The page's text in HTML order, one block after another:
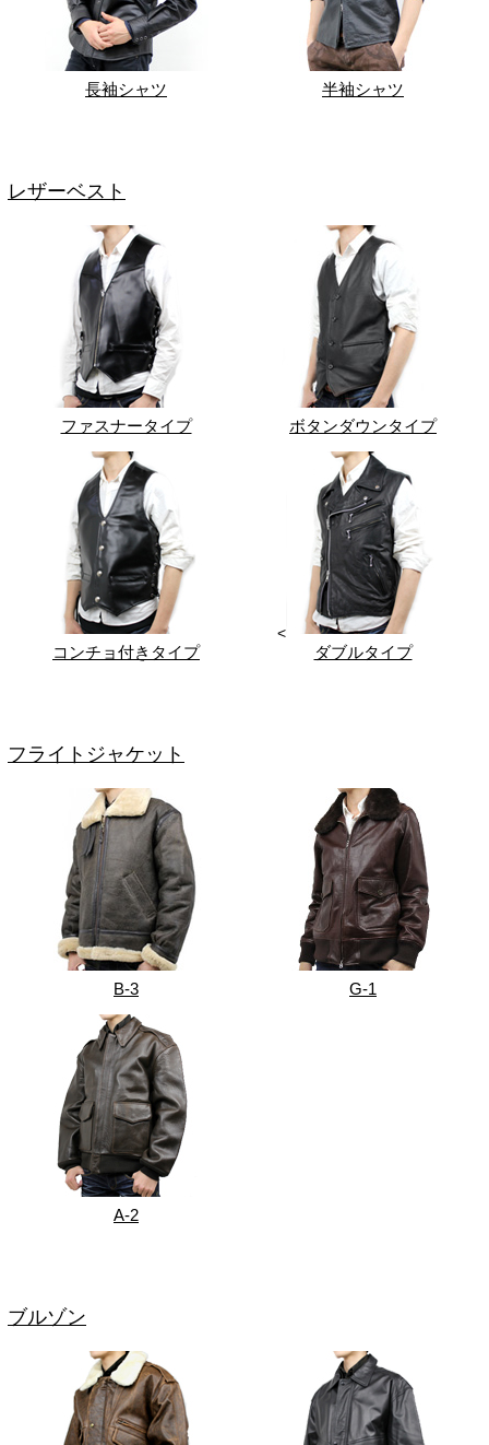
長袖シャツ 半袖シャツ
レザーベスト
ファスナータイプ ボタンダウンタイプ
コンチョ付きタイプ
<
ダブルタイプ
フライトジャケット
B-3 G-1
A-2
ブルゾン